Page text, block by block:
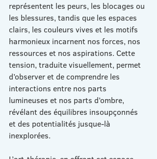
représentent les peurs, les blocages ou
les blessures, tandis que les espaces
clairs, les couleurs vives et les motifs
harmonieux incarnent nos forces, nos
ressources et nos aspirations. Cette
tension, traduite visuellement, permet
d’observer et de comprendre les
interactions entre nos parts
lumineuses et nos parts d’ombre,
révélant des équilibres insoupçonnés
et des potentialités jusque-là
inexplorées.